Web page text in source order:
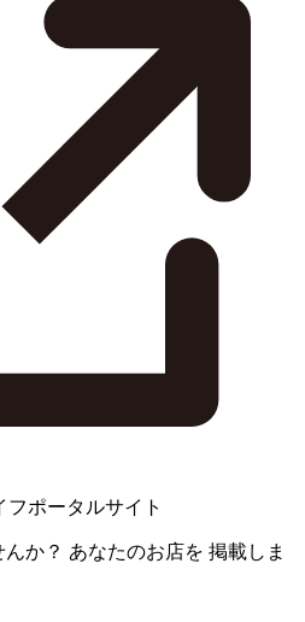
フポータルサイト
か？ あなたのお店を 掲載しま